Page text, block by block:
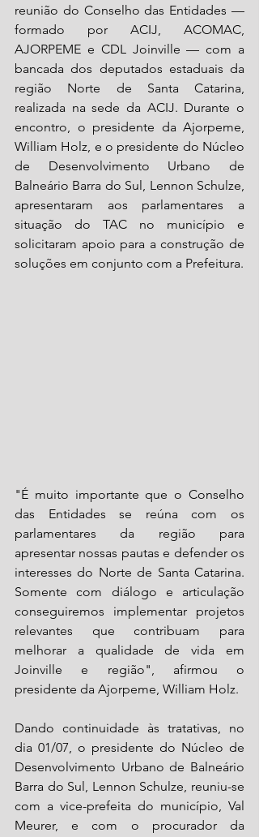
reunião do Conselho das Entidades —
formado por ACIJ, ACOMAC,
AJORPEME e CDL Joinville — com a
bancada dos deputados estaduais da
região Norte de Santa Catarina,
realizada na sede da ACIJ. Durante o
encontro, o presidente da Ajorpeme,
William Holz, e o presidente do Núcleo
de Desenvolvimento Urbano de
Balneário Barra do Sul, Lennon Schulze,
apresentaram aos parlamentares a
situação do TAC no município e
solicitaram apoio para a construção de
soluções em conjunto com a Prefeitura.
"É muito importante que o Conselho
das Entidades se reúna com os
parlamentares da região para
apresentar nossas pautas e defender os
interesses do Norte de Santa Catarina.
Somente com diálogo e articulação
conseguiremos implementar projetos
relevantes que contribuam para
melhorar a qualidade de vida em
Joinville e região", afirmou o
presidente da Ajorpeme, William Holz.
Dando continuidade às tratativas, no
dia 01/07, o presidente do Núcleo de
Desenvolvimento Urbano de Balneário
Barra do Sul, Lennon Schulze, reuniu-se
com a vice-prefeita do município, Val
Meurer, e com o procurador da